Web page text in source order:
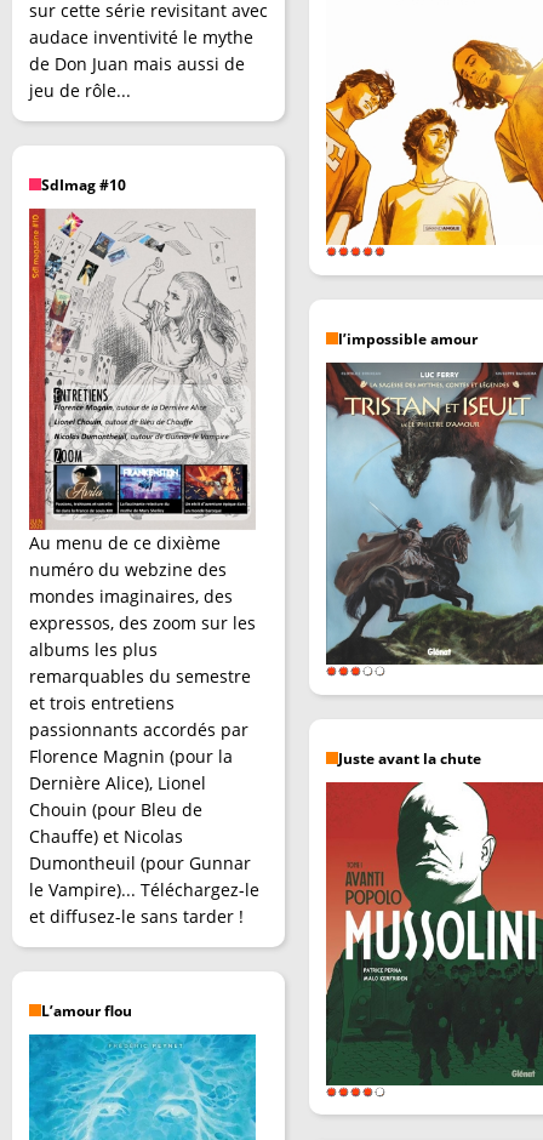
sur cette série revisitant avec
audace inventivité le mythe
de Don Juan mais aussi de
jeu de rôle...
SdImag #10
Au menu de ce dixième
numéro du webzine des
mondes imaginaires, des
expressos, des zoom sur les
albums les plus
remarquables du semestre
et trois entretiens
passionnants accordés par
Florence Magnin (pour la
Dernière Alice), Lionel
Chouin (pour Bleu de
Chauffe) et Nicolas
Dumontheuil (pour Gunnar
le Vampire)... Téléchargez-le
et diffusez-le sans tarder !
L’amour flou
l’impossible amour
Juste avant la chute